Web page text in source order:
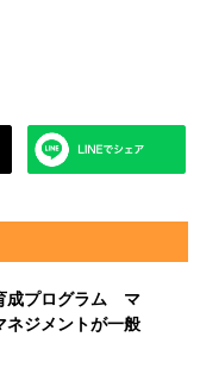
成プログラム マ
ネジメントが一般